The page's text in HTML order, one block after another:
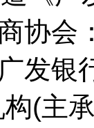
协会
发银
(主